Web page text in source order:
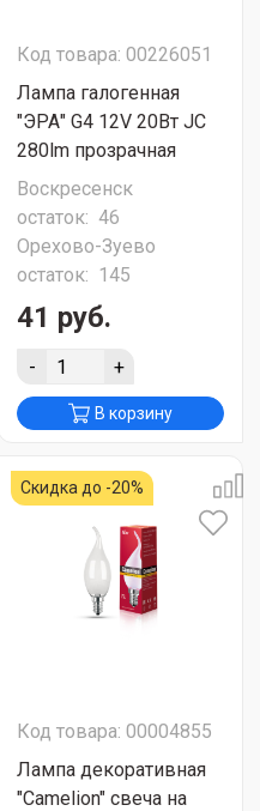
Код товара: 00226051
Лампа галогенная
"ЭРА" G4 12V 20Вт JC
280lm прозрачная
Воскресенск
остаток: 46
Орехово-Зуево
остаток: 145
41 руб.
- +
В корзину
Скидка до -20%
Код товара: 00004855
Лампа декоративная
"Camelion" свеча на